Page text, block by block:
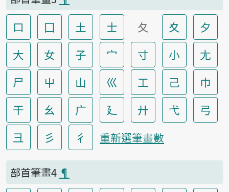
口 囗 土 士 夂 夊
夕
大
女 子 宀 寸 小
尢
尸
屮 山 巛 工 己
巾
干
幺 广 廴 廾 弋
弓
彐
彡 彳 重新選筆畫數
部首筆畫4 ¶